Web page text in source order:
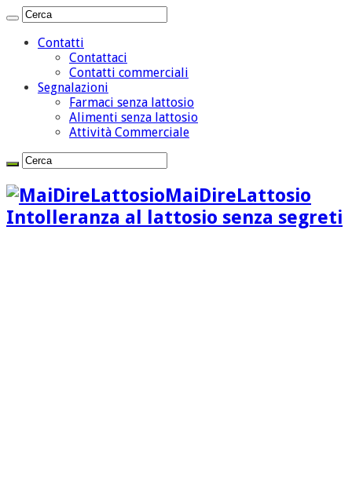
Contatti
Contattaci
Contatti commerciali
Segnalazioni
Farmaci senza lattosio
Alimenti senza lattosio
Attività Commerciale
MaiDireLattosio
Intolleranza al lattosio senza segreti